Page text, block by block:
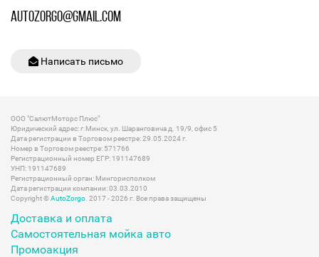
AUTOZORGO@GMAIL.COM
Написать письмо
ООО "СалютМоторс Плюс"
Юридический адрес: г.Минск, ул. Шаранговича д. 19/9, офис 5
Дата регистрации в Торговом реестре: 29.05.2024 г.
Номер в Торговом реестре: 571766
Регистрационный номер ЕГР: 191147689
УНП: 191147689
Регистрационный орган: Мингорисполком
Дата регистрации компании: 03.03.2010
Copyright ©AutoZorgo . 2017 - 2026 г. Все права защищены
Доставка и оплата
Самостоятельная мойка авто
Промоакция